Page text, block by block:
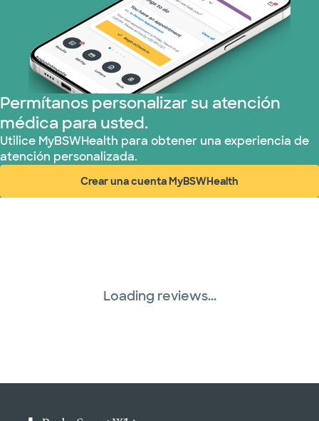
Permítanos personalizar su atención
médica para usted.
Utilice MyBSWHealth para obtener una experiencia de
atención personalizada.
Crear una cuenta MyBSWHealth
(abre en ventana nueva)
Loading reviews...